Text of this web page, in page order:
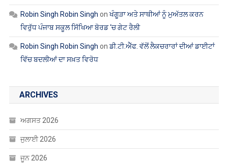
Robin Singh Robin Singh onਖੰਗੂੜਾ ਅਤੇ ਸਾਥੀਆਂ ਨੂੰ ਮੁਅੱਤਲ ਕਰਨ
ਵਿਰੁੱਧ ਪੰਜਾਬ ਸਕੂਲ ਸਿੱਖਿਆ ਬੋਰਡ ‘ਚ ਗੇਟ ਰੈਲੀ
Robin Singh Robin Singh onਡੀ.ਟੀ.ਐੱਫ. ਵੱਲੋਂ ਲੈਕਚਰਾਰਾਂ ਦੀਆਂ ਡਾਈਟਾਂ
ਵਿੱਚ ਬਦਲੀਆਂ ਦਾ ਸਖ਼ਤ ਵਿਰੋਧ
ARCHIVES
ਅਗਸਤ 2026
ਜੁਲਾਈ 2026
ਜੂਨ 2026